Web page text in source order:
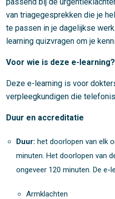
van triagegesprekken die je
te passen in je dagelijkse
learning quizvragen om je
Voor wie is deze e-learning?
Deze e-learning is voor
verpleegkundigen die
Duur en accreditatie
Duur: het doorlopen van elk
minuten. Het doorlopen van
ongeveer 120 minuten. De e-
Armklachten